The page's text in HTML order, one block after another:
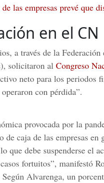
las empresas prevé que
en el CN
a través de la
, solicitaron al Congreso
neto para los periodos
con pérdida”.
provocada por la
de caja de las empresas en
que debe suspenderse el
fortuitos”, manifestó
Según Alvarenga, un